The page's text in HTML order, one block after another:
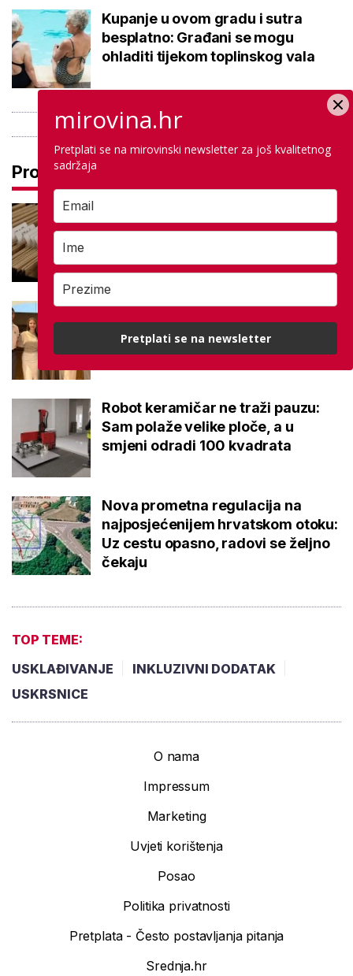
Kupanje u ovom gradu i sutra
besplatno: Građani se mogu
ohladiti tijekom toplinskog vala
Pročitaj još
kršili su zakon? Za jedan nam je
Studenti otkrili kako se obraćati
Dobili su važnu nagradu
Robot keramičar ne traži pauzu:
Sam polaže velike ploče, a u
smjeni odradi 100 kvadrata
Nova prometna regulacija na
najposjećenijem hrvatskom otoku:
Uz cestu opasno, radovi se željno
čekaju
TOP TEME:
USKLAĐIVANJE
INKLUZIVNI DODATAK
USKRSNICE
O nama
Impressum
Marketing
Uvjeti korištenja
Posao
Politika privatnosti
Pretplata - Često postavljanja pitanja
Srednja.hr
mirovina.hr
Pretplati se na mirovinski newsletter za još kvalitetnog
sadržaja
Pretplati se na newsletter